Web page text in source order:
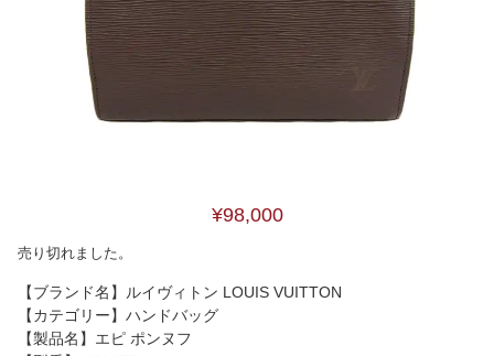
¥98,000
売り切れました。
【ブランド名】ルイヴィトン LOUIS VUITTON
【カテゴリー】ハンドバッグ
【製品名】エピ ポンヌフ